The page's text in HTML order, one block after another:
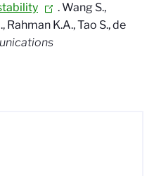
. Wang S.,
Rahman K.A., Tao S., de